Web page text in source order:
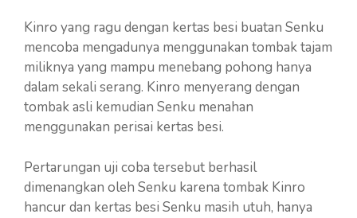
Kinro yang ragu dengan kertas besi buatan Senku
mencoba mengadunya menggunakan tombak tajam
miliknya yang mampu menebang pohong hanya
dalam sekali serang. Kinro menyerang dengan
tombak asli kemudian Senku menahan
menggunakan perisai kertas besi.
Pertarungan uji coba tersebut berhasil
dimenangkan oleh Senku karena tombak Kinro
hancur dan kertas besi Senku masih utuh, hanya